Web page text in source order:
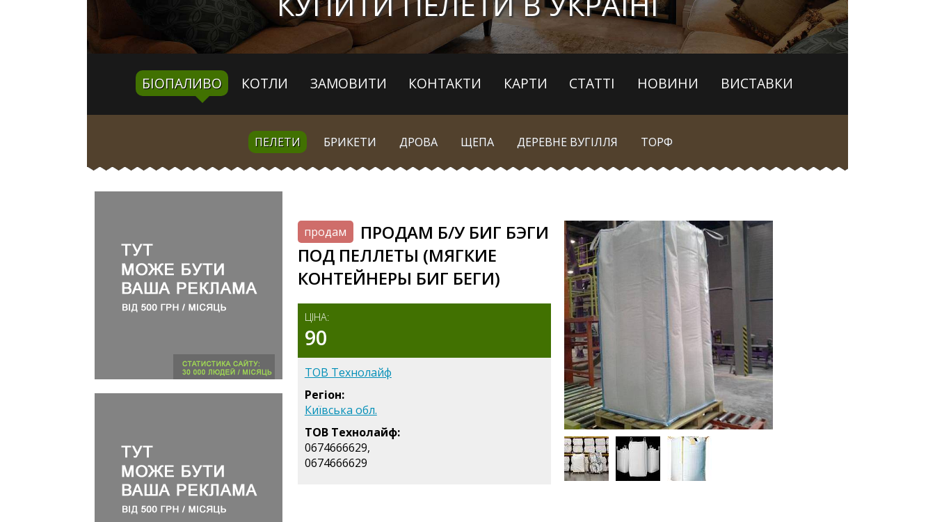
БІОПАЛИВО КОТЛИ ЗАМОВИТИ КОНТАКТИ КАРТИ СТАТТІ НОВИНИ ВИСТАВКИ
ПЕЛЕТИ БРИКЕТИ ДРОВА ЩЕПА ДЕРЕВНЕ ВУГІЛЛЯ ТОРФ
продам
ПРОДАМ Б/У БИГ БЭГИ
ПОД ПЕЛЛЕТЫ (МЯГКИЕ
КОНТЕЙНЕРЫ БИГ БЕГИ)
ЦІНА:
90
ТОВ Технолайф
Регіон:
Київська обл.
ТОВ Технолайф:
0674666629,
0674666629